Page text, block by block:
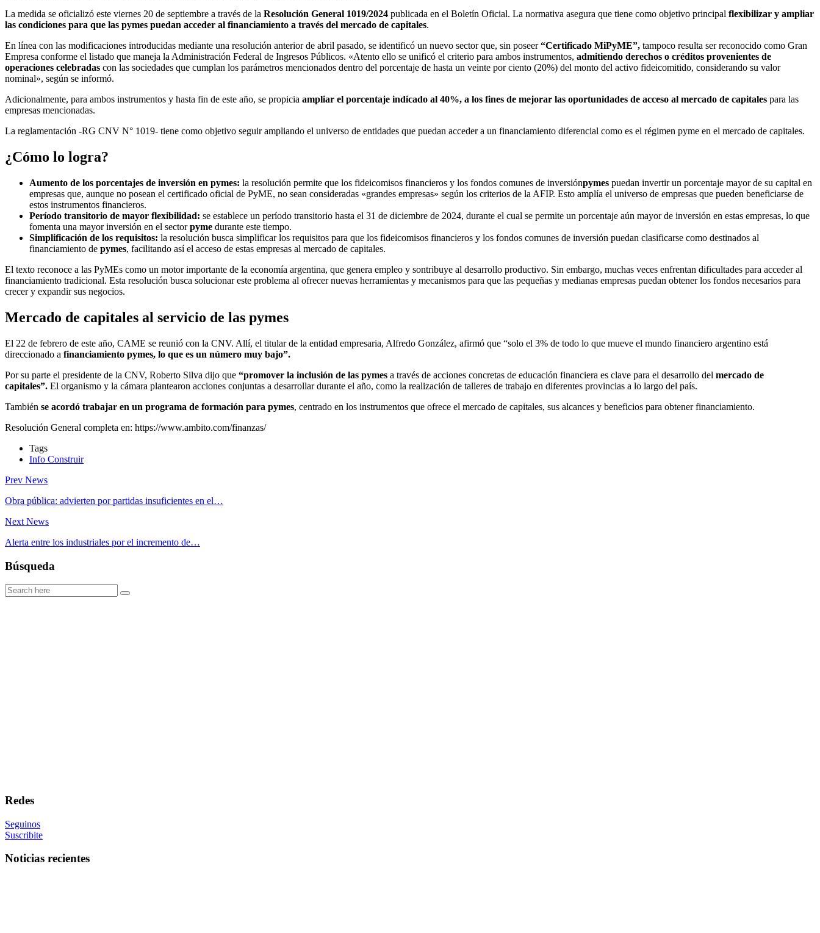
La medida se oficializó este viernes 20 de septiembre a través de la Resolución General 1019/2024 publicada en el Boletín Oficial. La normativa asegura que tiene como objetivo principal flexibilizar y ampliar
las condiciones para que las pymes puedan acceder al financiamiento a través del mercado de capitales.
En línea con las modificaciones introducidas mediante una resolución anterior de abril pasado, se identificó un nuevo sector que, sin poseer“Certificado MiPyME”, tampoco resulta ser reconocido como Gran
Empresa conforme el listado que maneja la Administración Federal de Ingresos Públicos. «Atento ello se unificó el criterio para ambos instrumentos, admitiendo derechos o créditos provenientes de
operaciones celebradas con las sociedades que cumplan los parámetros mencionados dentro del porcentaje de hasta un veinte por ciento (20%) del monto del activo fideicomitido, considerando su valor
nominal», según se informó.
Adicionalmente, para ambos instrumentos y hasta fin de este año, se propicia ampliar el porcentaje indicado al 40%, a los fines de mejorar las oportunidades de acceso al mercado de capitales para las
empresas mencionadas.
La reglamentación -RG CNV N° 1019- tiene como objetivo seguir ampliando el universo de entidades que puedan acceder a un financiamiento diferencial como es el régimen pyme en el mercado de capitales.
¿Cómo lo logra?
Aumento de los porcentajes de inversión en pymes: la resolución permite que los fideicomisos financieros y los fondos comunes de inversiónpymes puedan invertir un porcentaje mayor de su capital en
empresas que, aunque no posean el certificado oficial de PyME, no sean consideradas «grandes empresas» según los criterios de la AFIP. Esto amplía el universo de empresas que pueden beneficiarse de
estos instrumentos financieros.
Período transitorio de mayor flexibilidad: se establece un período transitorio hasta el 31 de diciembre de 2024, durante el cual se permite un porcentaje aún mayor de inversión en estas empresas, lo que
fomenta una mayor inversión en el sectorpyme durante este tiempo.
Simplificación de los requisitos: la resolución busca simplificar los requisitos para que los fideicomisos financieros y los fondos comunes de inversión puedan clasificarse como destinados al
financiamiento de pymes, facilitando así el acceso de estas empresas al mercado de capitales.
El texto reconoce a las PyMEs como un motor importante de la economía argentina, que genera empleo y sontribuye al desarrollo productivo. Sin embargo, muchas veces enfrentan dificultades para acceder al
financiamiento tradicional. Esta resolución busca solucionar este problema al ofrecer nuevas herramientas y mecanismos para que las pequeñas y medianas empresas puedan obtener los fondos necesarios para
crecer y expandir sus negocios.
Mercado de capitales al servicio de las pymes
El 22 de febrero de este año, CAME se reunió con la CNV. Allí, el titular de la entidad empresaria, Alfredo González, afirmó que “solo el 3% de todo lo que mueve el mundo financiero argentino está
direccionado a financiamiento pymes, lo que es un número muy bajo”.
Por su parte el presidente de la CNV, Roberto Silva dijo que “promover la inclusión de las pymes a través de acciones concretas de educación financiera es clave para el desarrollo del mercado de
capitales”. El organismo y la cámara plantearon acciones conjuntas a desarrollar durante el año, como la realización de talleres de trabajo en diferentes provincias a lo largo del país.
También se acordó trabajar en un programa de formación para pymes, centrado en los instrumentos que ofrece el mercado de capitales, sus alcances y beneficios para obtener financiamiento.
Resolución General completa en: https://www.ambito.com/finanzas/
Tags
Info Construir
Prev News
Obra pública: advierten por partidas insuficientes en el…
Next News
Alerta entre los industriales por el incremento de…
Búsqueda
Redes
Seguinos
Suscribite
Noticias recientes